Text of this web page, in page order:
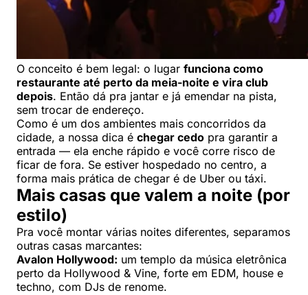
O conceito é bem legal: o lugar funciona como
restaurante até perto da meia-noite e vira club
depois. Então dá pra jantar e já emendar na pista,
sem trocar de endereço.
Como é um dos ambientes mais concorridos da
cidade, a nossa dica é chegar cedo pra garantir a
entrada — ela enche rápido e você corre risco de
ficar de fora. Se estiver hospedado no centro, a
forma mais prática de chegar é de Uber ou táxi.
Mais casas que valem a noite (por
estilo)
Pra você montar várias noites diferentes, separamos
outras casas marcantes:
Avalon Hollywood: um templo da música eletrônica
perto da Hollywood & Vine, forte em EDM, house e
techno, com DJs de renome.